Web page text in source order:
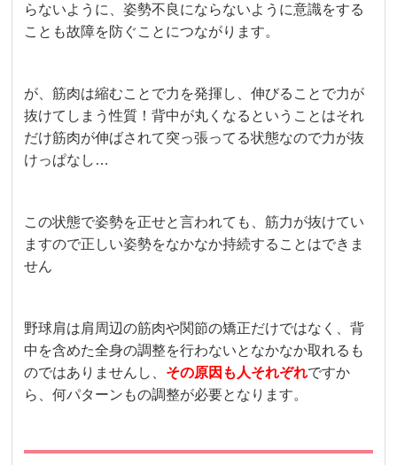
らないように、姿勢不良にならないように意識をする
ことも故障を防ぐことにつながります。
が、筋肉は縮むことで力を発揮し、伸びることで力が
抜けてしまう性質！背中が丸くなるということはそれ
だけ筋肉が伸ばされて突っ張ってる状態なので力が抜
けっぱなし…
この状態で姿勢を正せと言われても、筋力が抜けてい
ますので正しい姿勢をなかなか持続することはできま
せん
野球肩は肩周辺の筋肉や関節の矯正だけではなく、背
中を含めた全身の調整を行わないとなかなか取れるも
のではありませんし、 その原因も人それぞれですか
ら、何パターンもの調整が必要となります。